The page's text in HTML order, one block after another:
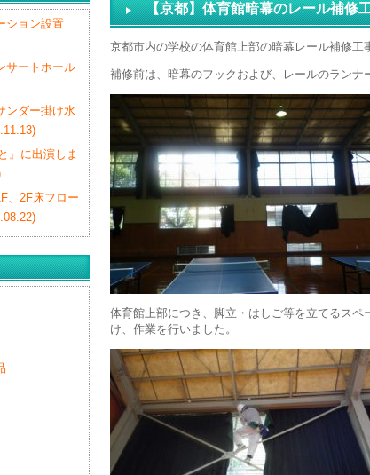
ション設置
サートホール
ンダー掛け水
』に出演しま
、2F床フロー
【京都】体育館暗幕のレール補修
京都市内の学校の体育館上部の暗幕レール補修工
補修前は、暗幕のフックおよび、レールのランナ
体育館上部につき、脚立・はしご等を立てるス
け、作業を行いました。